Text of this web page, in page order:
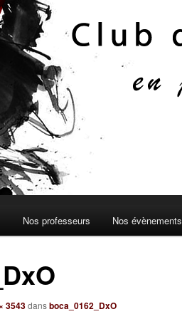
Nos professeurs Nos évènements
3543dansboca_0162_DxO